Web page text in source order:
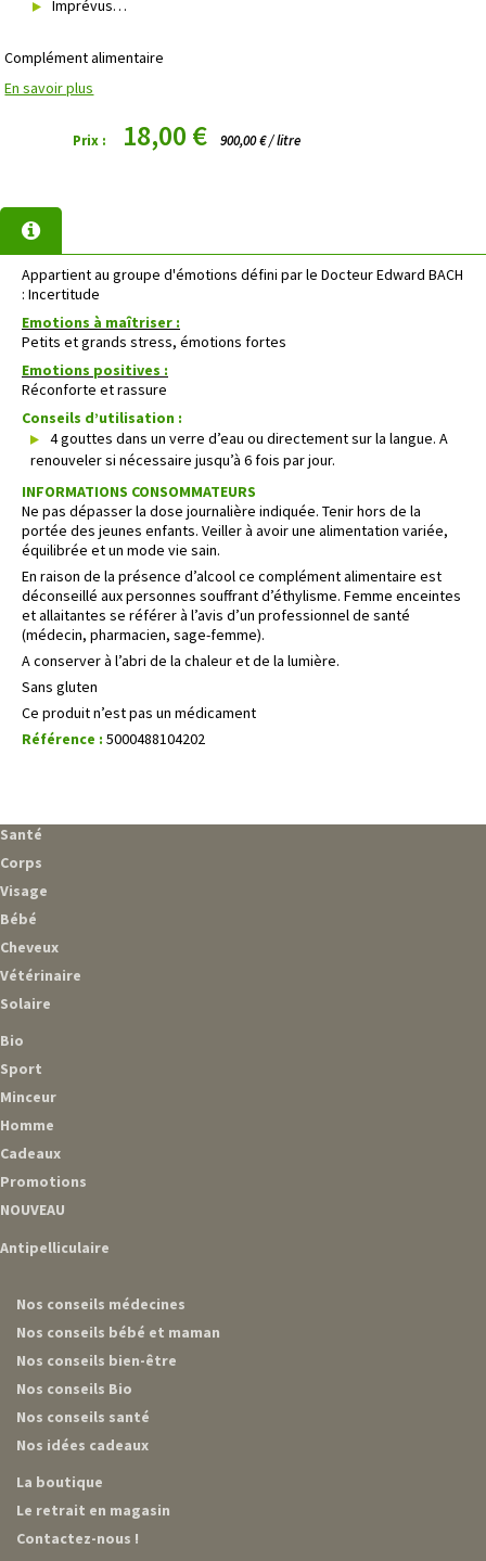
Imprévus…
Complément alimentaire
En savoir plus
Prix : 18,00 € 900,00 € / litre
Appartient au groupe d'émotions défini par le Docteur Edward BACH
: Incertitude
Emotions à maîtriser :
Petits et grands stress, émotions fortes
Emotions positives :
Réconforte et rassure
Conseils d’utilisation :
4 gouttes dans un verre d’eau ou directement sur la langue. A
renouveler si nécessaire jusqu’à 6 fois par jour.
INFORMATIONS CONSOMMATEURS
Ne pas dépasser la dose journalière indiquée. Tenir hors de la
portée des jeunes enfants. Veiller à avoir une alimentation variée,
équilibrée et un mode vie sain.
En raison de la présence d’alcool ce complément alimentaire est
déconseillé aux personnes souffrant d’éthylisme. Femme enceintes
et allaitantes se référer à l’avis d’un professionnel de santé
(médecin, pharmacien, sage-femme).
A conserver à l’abri de la chaleur et de la lumière.
Sans gluten
Ce produit n’est pas un médicament
Référence : 5000488104202
Santé
Corps
Visage
Bébé
Cheveux
Vétérinaire
Solaire
Bio
Sport
Minceur
Homme
Cadeaux
Promotions
NOUVEAU
Antipelliculaire
Nos conseils médecines
Nos conseils bébé et maman
Nos conseils bien-être
Nos conseils Bio
Nos conseils santé
Nos idées cadeaux
La boutique
Le retrait en magasin
Contactez-nous !